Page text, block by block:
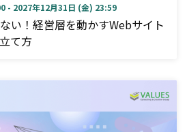
- 2027年12月31日 (金) 23:59
い！経営層を動かすWebサイト
て方